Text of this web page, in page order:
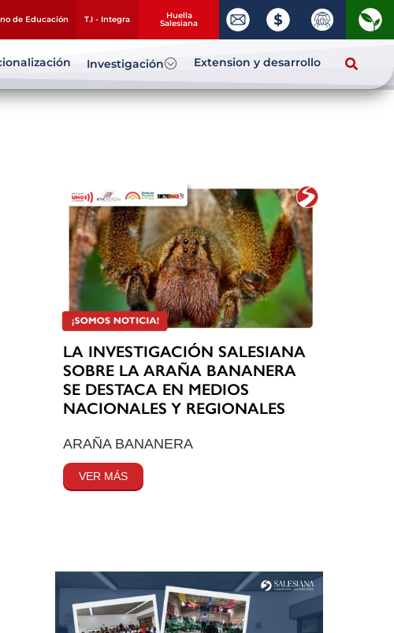
de Educación T.I - Integra Huella
Salesiana
Investigación Extension y desarrollo
LA INVESTIGACIÓN SALESIANA
SOBRE LA ARAÑA BANANERA
SE DESTACA EN MEDIOS
NACIONALES Y REGIONALES
ARAÑA BANANERA
VER MÁS